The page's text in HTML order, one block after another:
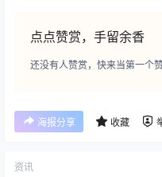
点点赞赏，手留余香
还没有人赞赏，快来当第一个赞
海报分享 收藏
资讯